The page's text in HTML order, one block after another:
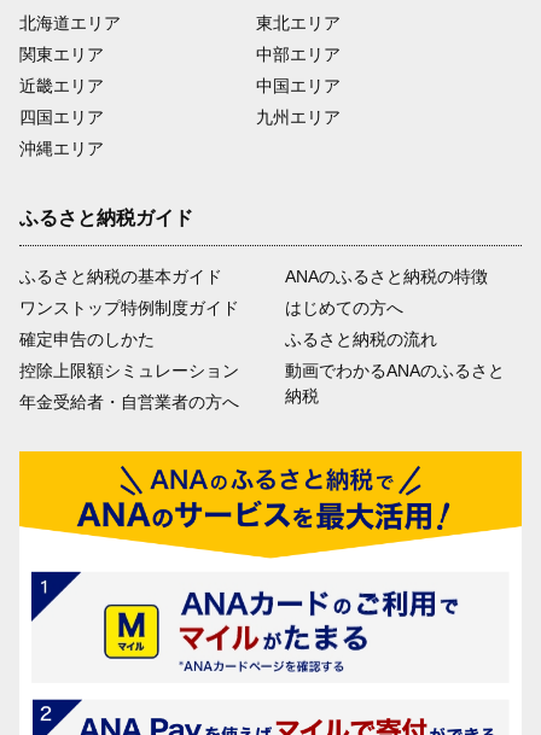
北海道エリア
関東エリア
近畿エリア
四国エリア
沖縄エリア
東北エリア
中部エリア
中国エリア
九州エリア
ふるさと納税ガイド
ふるさと納税の基本ガイド
ワンストップ特例制度ガイド
確定申告のしかた
控除上限額シミュレーション
年金受給者・自営業者の方へ
ANAのふるさと納税の特徴
はじめての方へ
ふるさと納税の流れ
動画でわかるANAのふるさと
納税